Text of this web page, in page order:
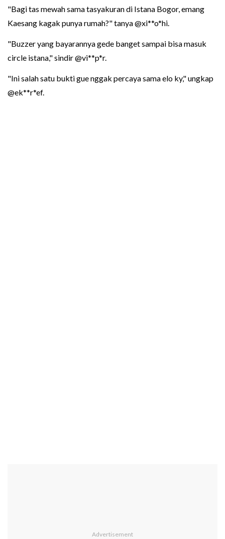
"Bagi tas mewah sama tasyakuran di Istana Bogor, emang
Kaesang kagak punya rumah?" tanya @xi**o*hi.
"Buzzer yang bayarannya gede banget sampai bisa masuk
circle istana," sindir @vi**p*r.
"Ini salah satu bukti gue nggak percaya sama elo ky," ungkap
@ek**r*ef.